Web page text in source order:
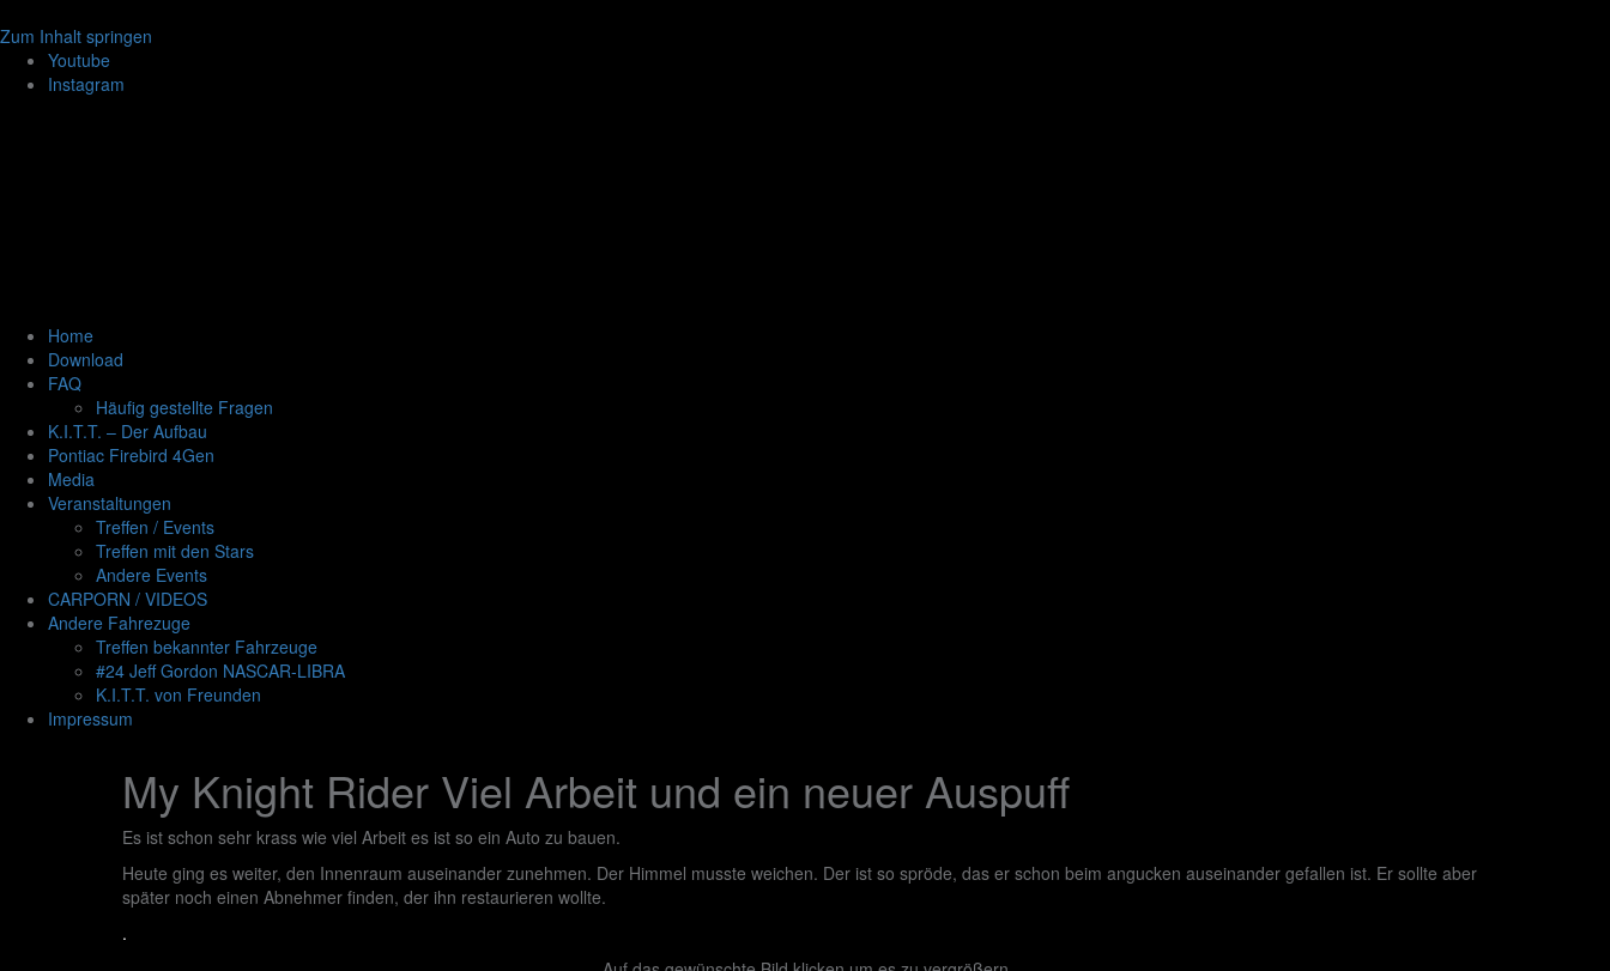
Zum Inhalt springen
Youtube
Instagram
Home
Download
FAQ
Häufig gestellte Fragen
K.I.T.T. – Der Aufbau
Pontiac Firebird 4Gen
Media
Veranstaltungen
Treffen / Events
Treffen mit den Stars
Andere Events
CARPORN / VIDEOS
Andere Fahrezuge
Treffen bekannter Fahrzeuge
#24 Jeff Gordon NASCAR-LIBRA
K.I.T.T. von Freunden
Impressum
My Knight Rider Viel Arbeit und ein neuer Auspuff
Es ist schon sehr krass wie viel Arbeit es ist so ein Auto zu bauen.
Heute ging es weiter, den Innenraum auseinander zunehmen. Der Himmel musste weichen. Der ist so spröde, das er schon beim angucken auseinander gefallen ist. Er sollte aber
später noch einen Abnehmer finden, der ihn restaurieren wollte.
.